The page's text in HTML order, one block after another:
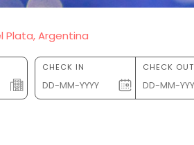
Plata, Argentina
CHECK IN CHECK OUT